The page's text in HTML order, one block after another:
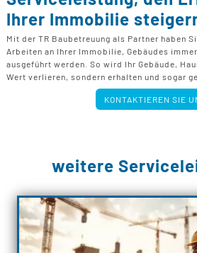
Ihrer Immobilie
Mit der TR Baubetreuung als Partner haben
Arbeiten an Ihrer Immobilie, Gebäudes
ausgeführt werden. So wird Ihr Gebäude,
Wert verlieren, sondern erhalten und sogar
KONTAKTIEREN SIE
weitere